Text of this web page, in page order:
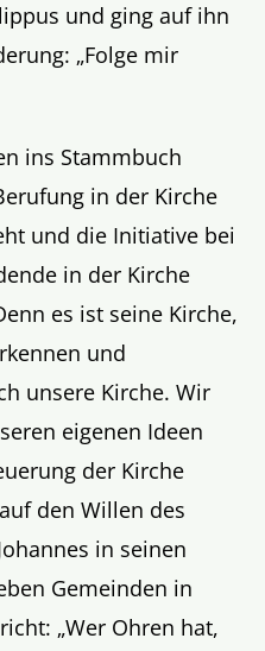
und ging auf ihn
„Folge mir
ins Stammbuch
in der Kirche
und die Initiative bei
in der Kirche
es ist seine Kirche,
und
unsere Kirche. Wir
eigenen Ideen
der Kirche
den Willen des
in seinen
Gemeinden in
„Wer Ohren hat,